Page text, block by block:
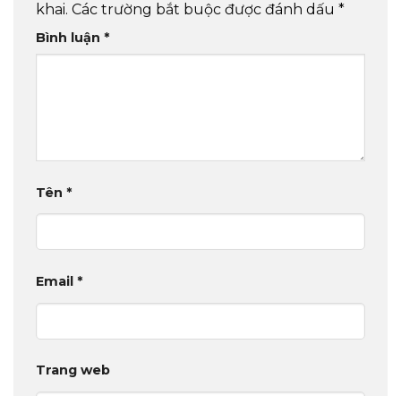
khai. Các trường bắt buộc được đánh dấu *
Bình luận *
Tên *
Email *
Trang web